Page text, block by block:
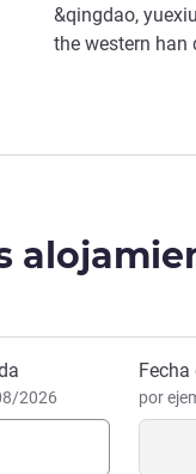
&qingdao,
the western han
hotel
2026
Fecha
por